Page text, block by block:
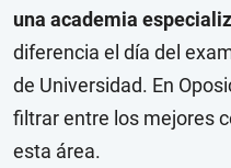
una academia
diferencia el día del
de Universidad. En
filtrar entre los mejores
esta área.